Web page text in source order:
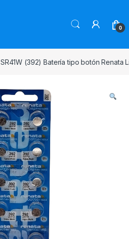
0
SR41W (392) Batería tipo botón Renata